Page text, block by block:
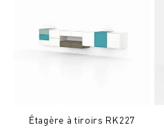
Étagère à tiroirs RK227